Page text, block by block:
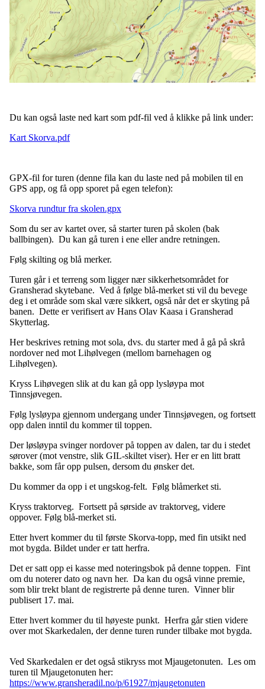
Du kan også laste ned kart som pdf-fil ved å klikke på link under:
Kart Skorva.pdf
GPX-fil for turen (denne fila kan du laste ned på mobilen til en
GPS app, og få opp sporet på egen telefon):
Skorva rundtur fra skolen.gpx
Som du ser av kartet over, så starter turen på skolen (bak
ballbingen). Du kan gå turen i ene eller andre retningen.
Følg skilting og blå merker.
Turen går i et terreng som ligger nær sikkerhetsområdet for
Gransherad skytebane. Ved å følge blå-merket sti vil du bevege
deg i et område som skal være sikkert, også når det er skyting på
banen. Dette er verifisert av Hans Olav Kaasa i Gransherad
Skytterlag.
Her beskrives retning mot sola, dvs. du starter med å gå på skrå
nordover ned mot Lihølvegen (mellom barnehagen og
Lihølvegen).
Kryss Lihøvegen slik at du kan gå opp lysløypa mot
Tinnsjøvegen.
Følg lysløypa gjennom undergang under Tinnsjøvegen, og fortsett
opp dalen inntil du kommer til toppen.
Der løsløypa svinger nordover på toppen av dalen, tar du i stedet
sørover (mot venstre, slik GIL-skiltet viser). Her er en litt bratt
bakke, som får opp pulsen, dersom du ønsker det.
Du kommer da opp i et ungskog-felt. Følg blåmerket sti.
Kryss traktorveg. Fortsett på sørside av traktorveg, videre
oppover. Følg blå-merket sti.
Etter hvert kommer du til første Skorva-topp, med fin utsikt ned
mot bygda. Bildet under er tatt herfra.
Det er satt opp ei kasse med noteringsbok på denne toppen. Fint
om du noterer dato og navn her. Da kan du også vinne premie,
som blir trekt blant de registrerte på denne turen. Vinner blir
publisert 17. mai.
Etter hvert kommer du til høyeste punkt. Herfra går stien videre
over mot Skarkedalen, der denne turen runder tilbake mot bygda.
Ved Skarkedalen er det også stikryss mot Mjaugetonuten. Les om
turen til Mjaugetonuten her:
https://www.gransheradil.no/p/61927/mjaugetonuten